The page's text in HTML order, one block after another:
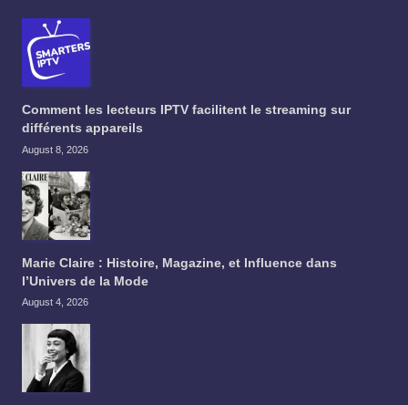
Comment les lecteurs IPTV facilitent le streaming sur
différents appareils
August 8, 2026
Marie Claire : Histoire, Magazine, et Influence dans
l’Univers de la Mode
August 4, 2026